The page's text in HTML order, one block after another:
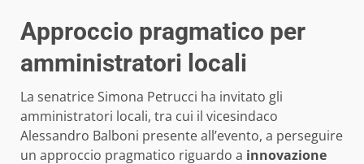
Approccio pragmatico per
amministratori locali
La senatrice Simona Petrucci ha invitato gli
amministratori locali, tra cui il vicesindaco
Alessandro Balboni presente all’evento, a perseguire
un approccio pragmatico riguardo a innovazione